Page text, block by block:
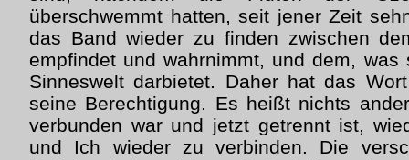
überschwemmt hatten, seit jener Zeit
das Band wieder zu finden zwischen
empfindet und wahrnimmt, und dem,
Sinneswelt darbietet. Daher hat das
seine Berechtigung. Es heißt nichts
verbunden war und jetzt getrennt ist,
und Ich wieder zu verbinden. Die